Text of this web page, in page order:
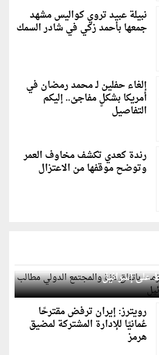
نبيلة عبيد تروي كواليس مشهد
جمعها بأحمد زكي في شادر السمك
إلغاء حفلين لـ محمد رمضان في
أمريكا بشكلٍ مفاجئ.. إليكم
التفاصيل
رندة كعدي تكشف مخاوف العمر
وتوضح موقفها من الاعتزال
باتفاق غزة والمجتمع الدولي
على إسرائيل
رويترز: إيران ترفض مقترحًا
عُمانيًا للإدارة المشتركة لمضيق
هرمز